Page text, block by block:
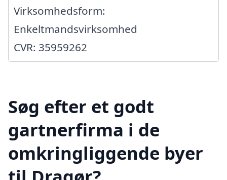
Virksomhedsform:
Enkeltmandsvirksomhed
CVR: 35959262
Søg efter et godt
gartnerfirma i de
omkringliggende byer